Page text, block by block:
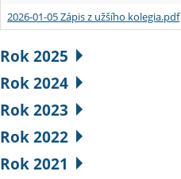
2026-01-05 Zápis z užšího kolegia.pdf
Rok 2025
Rok 2024
Rok 2023
Rok 2022
Rok 2021